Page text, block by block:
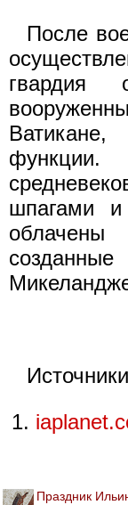
После
гвардия
шпагами и
Праздник